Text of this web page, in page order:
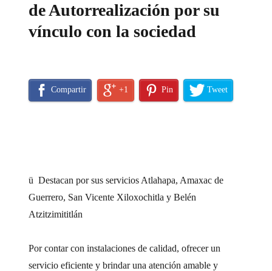
de Autorrealización por su
vínculo con la sociedad
Compartir +1 Pin Tweet
ü Destacan por sus servicios Atlahapa, Amaxac de
Guerrero, San Vicente Xiloxochitla y Belén
Atzitzimititlán
Por contar con instalaciones de calidad, ofrecer un
servicio eficiente y brindar una atención amable y